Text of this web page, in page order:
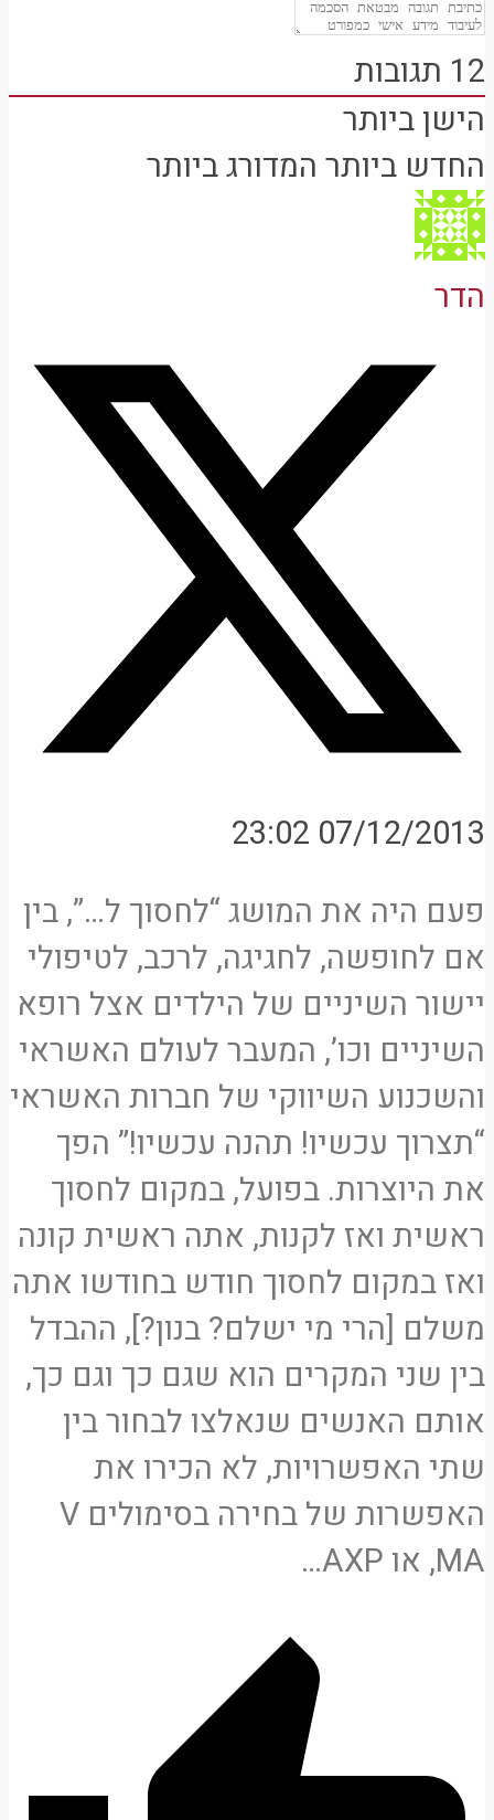
12 תגובות
הישן ביותר
החדש ביותר המדורג ביותר
הדר
07/12/2013 23:02
פעם היה את המושג “לחסוך ל…”, בין
אם לחופשה, לחגיגה, לרכב, לטיפולי
יישור השיניים של הילדים אצל רופא
השיניים וכו’, המעבר לעולם האשראי
והשכנוע השיווקי של חברות האשראי
“תצרוך עכשיו! תהנה עכשיו!” הפך
את היוצרות. בפועל, במקום לחסוך
ראשית ואז לקנות, אתה ראשית קונה
ואז במקום לחסוך חודש בחודשו אתה
משלם [הרי מי ישלם? בנון?], ההבדל
בין שני המקרים הוא שגם כך וגם כך,
אותם האנשים שנאלצו לבחור בין
שתי האפשרויות, לא הכירו את
האפשרות של בחירה בסימולים V
,MA או AXP…